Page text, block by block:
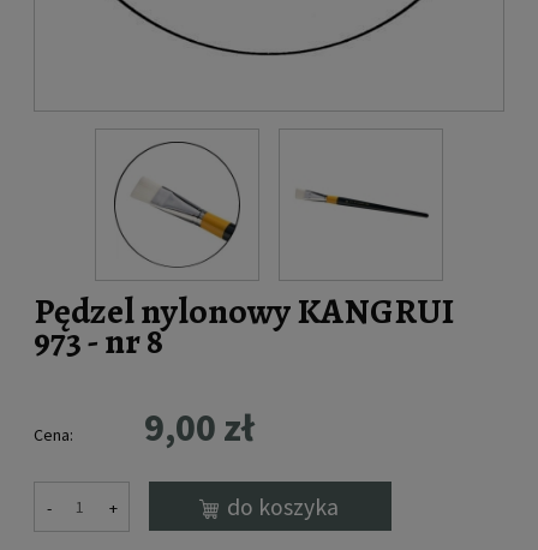
Pędzel nylonowy KANGRUI
973 - nr 8
Cena: 9,00 zł
- + do koszyka